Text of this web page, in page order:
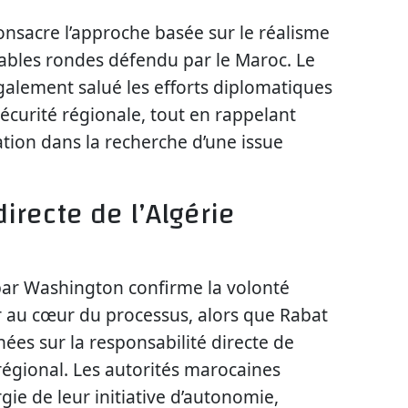
l’approche basée sur le réalisme
rondes défendu par le Maroc. Le
salué les efforts diplomatiques
régionale, tout en rappelant
dans la recherche d’une issue
de l’Algérie
Washington confirme la volonté
au cœur du processus, alors que Rabat
sur la responsabilité directe de
Les autorités marocaines
de leur initiative d’autonomie,